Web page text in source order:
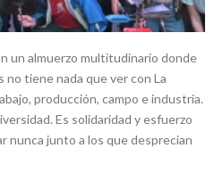
un almuerzo multitudinario donde
tiene nada que ver con La
producción, campo e industria.
Es solidaridad y esfuerzo
nunca junto a los que desprecian